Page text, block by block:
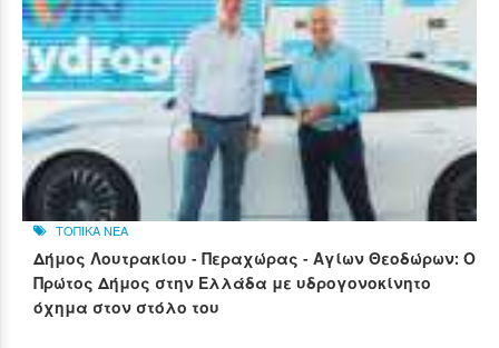
ΤΟΠΙΚΑ ΝΕΑ
Δήμος Λουτρακίου - Περαχώρας - Αγίων Θεοδώρων: Ο
Πρώτος Δήμος στην Ελλάδα με υδρογονοκίνητο
όχημα στον στόλο του